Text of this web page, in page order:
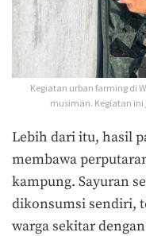
Kegiatan urban farming di
musiman. Kegiatan ini
Lebih dari itu, hasil
membawa
kampung. Sayuran
dikonsumsi sendiri,
warga sekitar